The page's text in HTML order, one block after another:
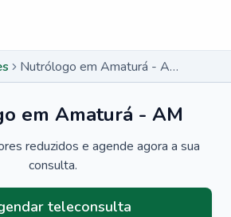
Nutrólogo em Amaturá - AM
em Amaturá - AM
reduzidos e agende agora a sua
consulta.
teleconsulta